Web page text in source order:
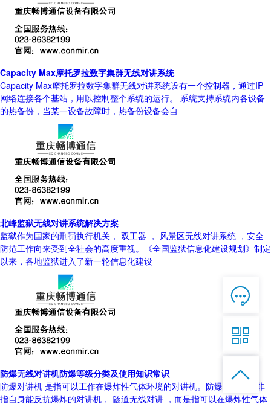
Capacity Max摩托罗拉数字集群无线对讲系统
Capacity Max摩托罗拉数字集群无线对讲系统设有一个控制器，通过IP
网络连接各个基站，用以控制整个系统的运行。 系统支持系统内各设备
的热备份，当某一设备故障时，热备份设备会自
北峰监狱无线对讲系统解决方案
监狱作为国家的刑罚执行机关， 双工器 ， 风景区无线对讲系统 ，安全
防范工作向来受到全社会的高度重视。《全国监狱信息化建设规划》制定
以来，各地监狱进入了新一轮信息化建设
防爆无线对讲机防爆等级分类及使用知识常识
防爆对讲机 是指可以工作在爆炸性气体环境的对讲机。防爆对讲机并非
指自身能反抗爆炸的对讲机， 隧道无线对讲 ，而是指可以在爆炸性气体


在线客服
7*12 QQ在线，服务咨询

服务热线
恭候聆听，023-86382199手机直接点击
拨打

